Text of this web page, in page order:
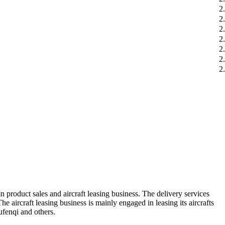
sales and aircraft leasing business. The delivery services
aircraft leasing business is mainly engaged in leasing its aircrafts
and others.